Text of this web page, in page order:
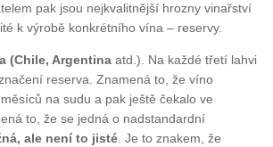
pak jsou nejkvalitnější hrozny vinařství
k výrobě konkrétního vína – reservy.
(Chile, Argentina atd.). Na každé třetí lahvi
reserva. Znamená to, že víno
na sudu a pak ještě čekalo ve
to, že se jedná o nadstandardní
ale není to jisté. Je to znakem, že